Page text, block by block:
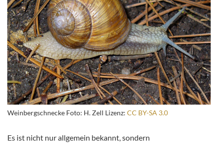
Weinbergschnecke Foto: H. Zell Lizenz: CC BY-SA 3.0
Es ist nicht nur allgemein bekannt, sondern